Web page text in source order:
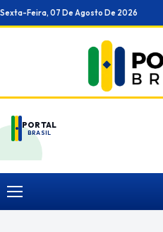
Ir
para
Sexta-Feira, 07 De Agosto De 2026
PORTAL
BRASIL
Menu